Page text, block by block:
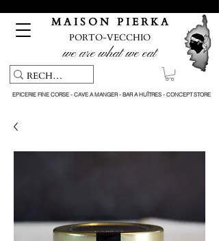
M A I S O N P I E R K A
PORTO-VECCHIO
we are what we eat
EPICERIE FINE CORSE - CAVE A MANGER - BAR A HUÎTRES - CONCEPT STORE